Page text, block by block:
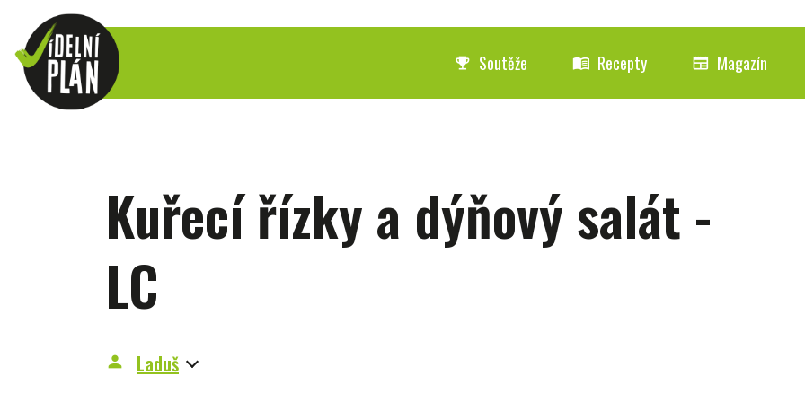
emoji_events Soutěže menu_book Recepty newspaper Magazín
Kuřecí řízky a dýňový salát -
LC
person Laduš